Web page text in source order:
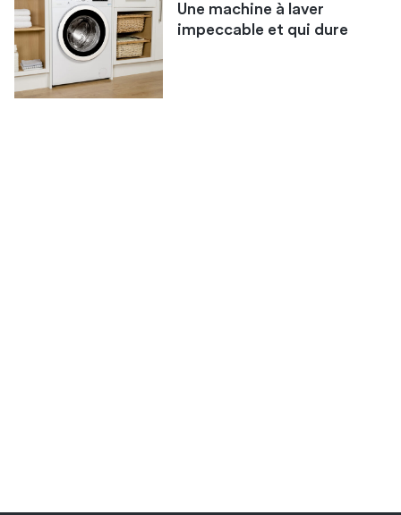
Une machine à laver
impeccable et qui dure